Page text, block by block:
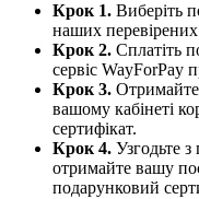
Крок 1. Виберіть
наших перевірених
Крок 2. Сплатіть
сервіс WayForPay
Крок 3.
вашому кабінеті
сертифікат.
Крок 4. Узгодьте
отримайте вашу
подарунковий